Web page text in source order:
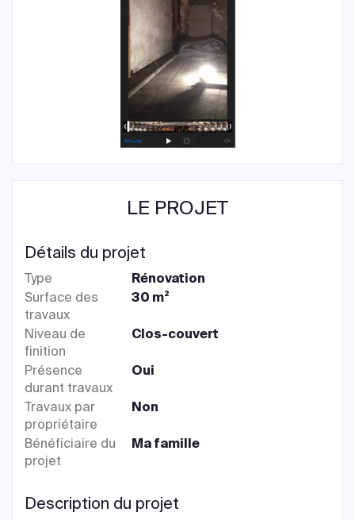
LE PROJET
Détails du projet
Type
Rénovation
Surface des
travaux
30 m²
Niveau de
finition
Clos-couvert
Présence
durant travaux
Oui
Travaux par
propriétaire
Non
Bénéficiaire du
projet
Ma famille
Description du projet